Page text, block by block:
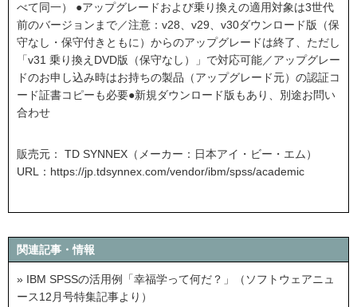
べて同一） ●アップグレードおよび乗り換えの適用対象は3世代
前のバージョンまで／注意：v28、v29、v30ダウンロード版（保
守なし・保守付きともに）からのアップグレードは終了、ただし
「v31 乗り換えDVD版（保守なし）」で対応可能／アップグレー
ドのお申し込み時はお持ちの製品（アップグレード元）の認証コ
ード証書コピーも必要●新規ダウンロード版もあり、別途お問い
合わせ
販売元： TD SYNNEX（メーカー：日本アイ・ビー・エム）
URL： https://jp.tdsynnex.com/vendor/ibm/spss/academic
関連記事・情報
» IBM SPSSの活用例「幸福学って何だ？」（ソフトウェアニュ
ース12月号特集記事より）